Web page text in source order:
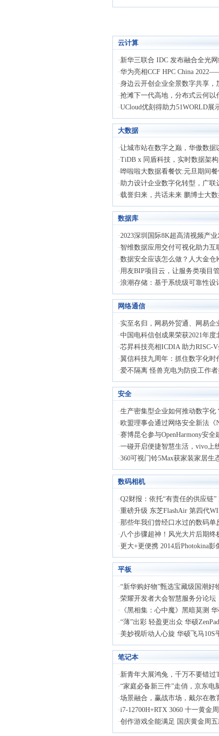
云计算
· 新华三联合 IDC 发布融合全光
·华为亮相CCF HPC China
·身边云开创企业全景数字共享，
·抢滩下一代高地，分布式云何以
·UCloud优刻得助力51WORLD展
大数据
·让城市站在数字之巅，华傲数据
·TiDB x 同盾科技，实时数据架
·哗啦啦大数据看餐饮:元旦期间
·助力设计企业数字化转型，广联
·载誉归来，共话未来 鹏博士大
数据库
·2023深圳国际8K超高清视频产
· 智维数据应用交付可视化助力互
·数据安全应该怎么做？人大金仓
· 用友BIP项目云，让服务类项目
·浪潮存储：基于系统级可靠性设
网络通信
· 实至名归，网易外贸通、网易企
·中国电科信创成果荣获2021年度
·芯昇科技亮相ICDIA 助力RISC-
·翼信科技九周年：抓住数字化时
·爱不隔离 怪兽充电为防疫工作
安全
·生产密集型企业如何推动数字化
· 欧盟理事会通过网络安全新法《
·赛博昆仑参与OpenHarmony安全
·一碰开启便捷智慧生活，vivo上
·360可视门铃5Max获家装家居生
数码相机
·Q2财报：依托“有责任的供应链”
·重磅升级 东芝FlashAir 第四代
·那些年我们曾经口水过的数码单
· 八个步骤超神！风光大片后期终
· 更大+更便携 2014后Photokina影
平板
·“新华购好物”甄选宝藏级国潮好
·荣耀开发者大会智慧服务分论坛
·
《黑相集：心中魔》黑暗莫测
·“薄”出彩 轻盈更出众 华硕
· 美妙视听动人心旋 华硕飞马10S
笔记本
· 新青年大展鸿兔，千万不要错过
·“家庭必备新三件”走俏，京东电
·场景融合，赢战市场，戴尔在教
·i7-12700H+RTX 3060 十一黄金
·创作游戏全能满足 国庆黄金周